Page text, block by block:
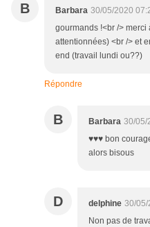
B Barbara 30/05/2020
gourmands !<br /> merci
attentionnées) <br /> et
end (travail lundi ou??)
Répondre
B Barbara 30/05/
♥♥♥ bon
alors bisous
D delphine 30/05/
Non pas de